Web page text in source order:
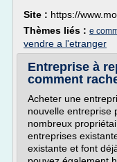
Site : https://
Thèmes liés : e
vendre a l'etranger
Entreprise à
comment
Acheter une
nouvelle entreprise
nombreux
entreprises
existante et font